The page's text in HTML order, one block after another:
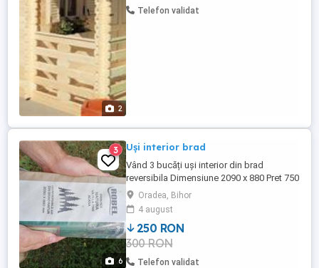
2
portante de perete grosime 28mm, frezate
Telefon validat
6
3 Uși interior brad
Vând 3 bucăți uși interior din brad
reversibila Dimensiune 2090 x 880 Pret 750
Oradea, Bihor
4 august
250 RON
300 RON
Telefon validat